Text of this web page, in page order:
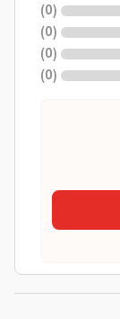
(
0
)
(
0
)
(
0
)
(
0
)